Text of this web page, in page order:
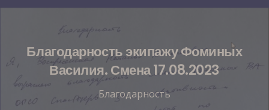
Благодарность экипажу Фоминых
Василия. Смена 17.08.2023
Благодарность